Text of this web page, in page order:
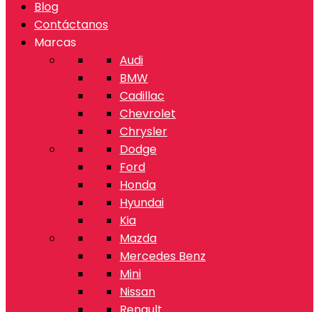
Blog
Contáctanos
Marcas
Audi
BMW
Cadillac
Chevrolet
Chrysler
Dodge
Ford
Honda
Hyundai
Kia
Mazda
Mercedes Benz
Mini
Nissan